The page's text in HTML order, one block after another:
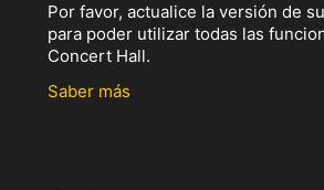
Por favor, actualice la versión de
para poder utilizar todas las
Concert Hall.
Saber más